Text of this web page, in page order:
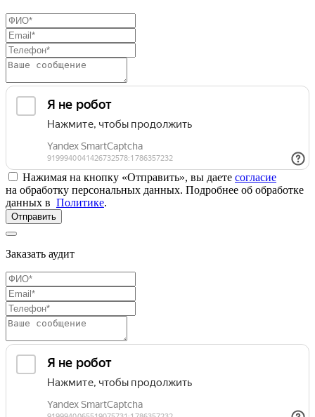
Нажимая на кнопку «Отправить», вы даете согласие
на обработку персональных данных. Подробнее об обработке
данных в Политике.
Отправить
Заказать аудит